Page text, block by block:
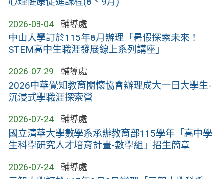
2026-08-04 輔導處
中山大學訂於115年8月辦理「暑假探索未來！
STEM高中生職涯發展線上系列講座」
2026-07-29 輔導處
2026中華覺知教育關懷協會辦理成大一日大學生-
沉浸式學職涯探索營
2026-07-24 輔導處
國立清華大學數學系承辦教育部115學年「高中學
生科學研究人才培育計畫-數學組」招生簡章
2026-07-24 輔導處